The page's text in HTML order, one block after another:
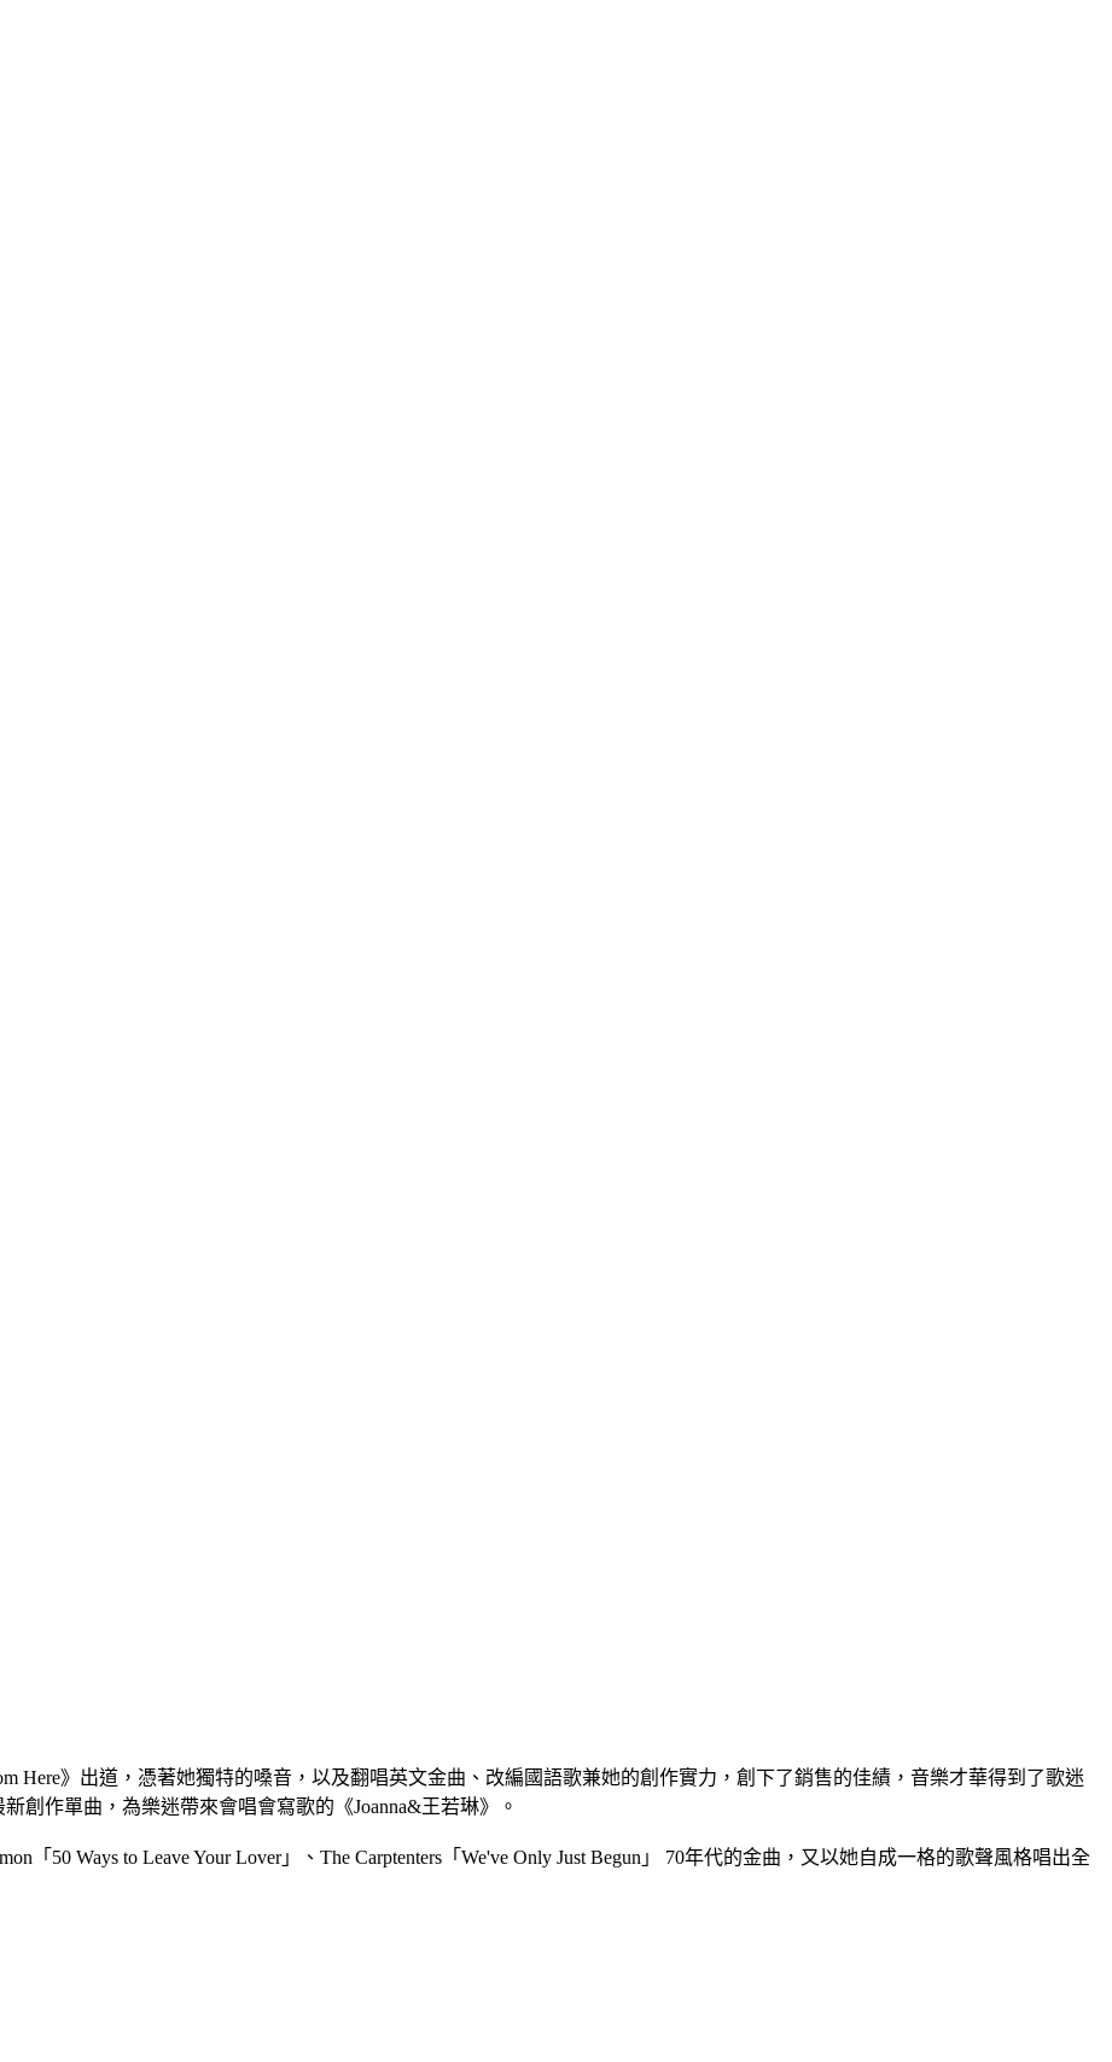
Here》出道，憑著她獨特的嗓音，以及翻唱英文金曲、改編國語歌兼她的創作實力，創下了銷售的佳績，音樂才華得到了歌迷
創作單曲，為樂迷帶來會唱會寫歌的《Joanna&王若琳》。
「50 Ways to Leave Your Lover」、The Carptenters「We've Only Just Begun」 70年代的金曲，又以她自成一格的歌聲風格唱出全